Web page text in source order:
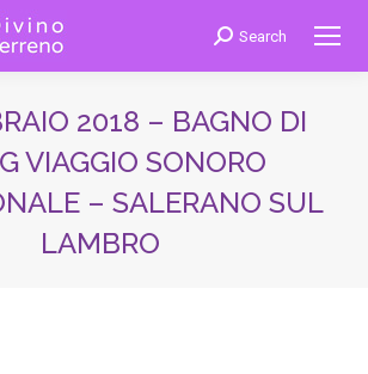
Cerca:Search
2018 – BAGNO DI
VIAGGIO SONORO
– SALERANO SUL
LAMBRO